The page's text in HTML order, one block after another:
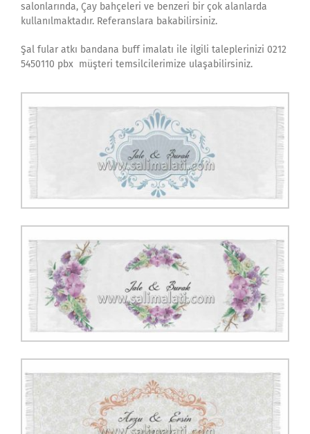
salonlarında, Çay bahçeleri ve benzeri bir çok alanlarda
kullanılmaktadır. Referanslara bakabilirsiniz.
Şal fular atkı bandana buff imalatı ile ilgili taleplerinizi 0212
5450110 pbx müşteri temsilcilerimize ulaşabilirsiniz.